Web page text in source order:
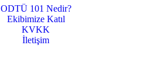
ODTÜ 101 Nedir?
Ekibimize Katıl
KVKK
İletişim